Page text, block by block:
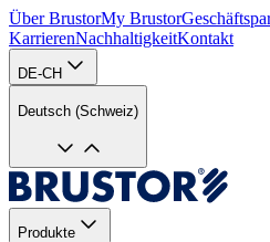
Über BrustorMy Brustor
KarrierenNachhaltigkeitKontakt
DE-CH
Deutsch (Schweiz)
Produkte